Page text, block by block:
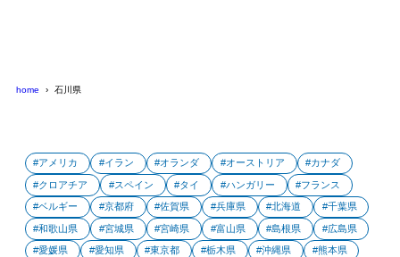
home 石川県
アメリカ イラン オランダ オーストリア カナダ
クロアチア スペイン タイ ハンガリー フランス
ベルギー 京都府 佐賀県 兵庫県 北海道 千葉県
和歌山県 宮城県 宮崎県 富山県 島根県 広島県
愛媛県 愛知県 東京都 栃木県 沖縄県 熊本県